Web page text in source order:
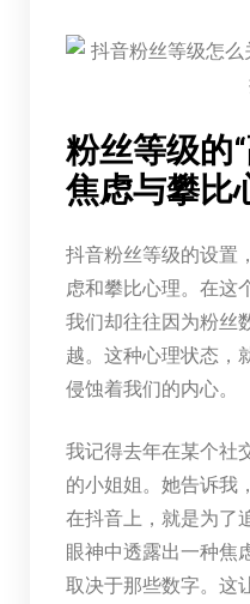
粉丝等级的
焦虑与攀比
抖音粉丝等级的设置
虑和攀比心理。在这
我们却往往因为粉丝
越。这种心理状态，
侵蚀着我们的内心。
我记得去年在某个社
的小姐姐。她告诉我
在抖音上，就是为了
眼神中透露出一种焦
取决于那些数字。这